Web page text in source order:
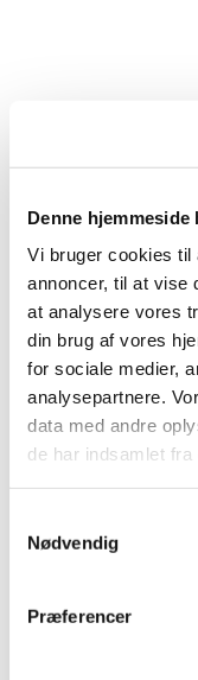
Denne
Vi bruger cookies til
annoncer, til at vise
at analysere vores
din brug af vores
for sociale medier,
analysepartnere.
data med andre
de har indsamlet
Nødvendig
Præferencer
Du vil